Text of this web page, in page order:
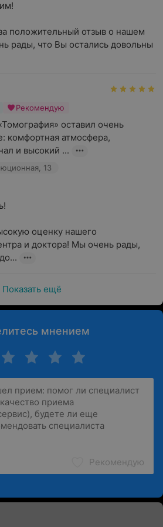
положительный отзыв о нашем
рады, что Вы остались довольны
Рекомендую
оставил очень
комфортная атмосфера,
и высокий ...
13
оценку нашего
и доктора! Мы очень рады,
Показать ещё
мнением
Рекомендую